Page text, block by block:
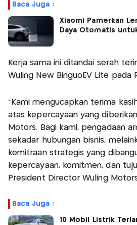
Baca Juga :
Xiaomi Pamerkan
Daya Otomatis
Kerja sama ini ditandai serah
Wuling New BinguoEV Lite pada
“Kami mengucapkan terima
atas kepercayaan yang
Motors. Bagi kami, pengadaan
sekadar hubungan bisnis,
kemitraan strategis yang
kepercayaan, komitmen, dan
President Director Wuling
Baca Juga :
10 Mobil Listrik